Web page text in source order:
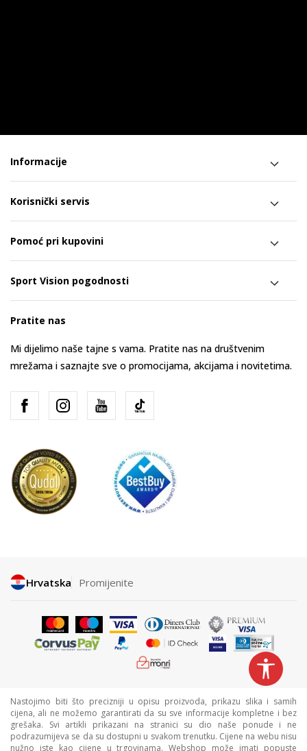
Informacije
Korisnički servis
Pomoć pri kupovini
Sport Vision pogodnosti
Pratite nas
Mi dijelimo naše tajne s vama. Pratite nas na društvenim
mrežama i saznajte sve o promocijama, akcijama i novitetima.
Hrvatska Promijenite
Nastojimo biti što precizniji u opisu proizvoda, prikazu slika i samih
cijena, ali ne možemo garantirati da su sve informacije kompletne i bez
grešaka. Svi artikli prikazani na stranici su dio naše ponude i ne
podrazumijeva se da su dostupni u svakom trenutku. Cijene na webu nisu
nužno iste kao cijene u trgovinama. Webshop može imati popuste